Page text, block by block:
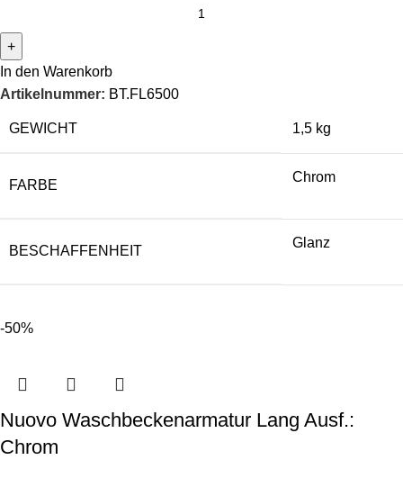
In den Warenkorb
Artikelnummer: BT.FL6500
GEWICHT 1,5 kg
FARBE
Chrom
BESCHAFFENHEIT
Glanz
-50%
Nuovo Waschbeckenarmatur Lang Ausf.:
Chrom